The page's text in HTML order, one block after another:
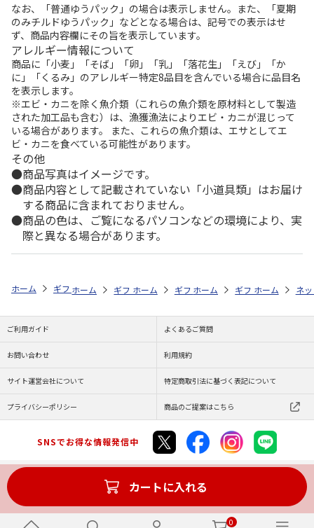
0
なお、「普通ゆうパック」の場合は表示しません。また、「夏期
のみチルドゆうパック」などとなる場合は、記号での表示はせ
ず、商品内容欄にその旨を表示しています。
アレルギー情報について
商品に「小麦」「そば」「卵」「乳」「落花生」「えび」「か
に」「くるみ」のアレルギー特定8品目を含んでいる場合に品目名
を表示します。
※エビ・カニを除く魚介類（これらの魚介類を原材料として製造
された加工品も含む）は、漁獲漁法によりエビ・カニが混じって
いる場合があります。 また、これらの魚介類は、エサとしてエ
ビ・カニを食べている可能性があります。
その他
商品写真はイメージです。
商品内容として記載されていない「小道具類」はお届け
する商品に含まれておりません。
商品の色は、ご覧になるパソコンなどの環境により、実
際と異なる場合があります。
カートに入れる
ホーム ギフト通販 内祝い・お返し 法要・香典返し みのり苑
ホーム ギフト通販 内祝い・お返し 法要・香典返し
ホーム ギフト通販 お祝い・贈りもの
ホーム ギフト通販 お
ホーム ネ
ご利用ガイド よくあるご質問
お問い合わせ 利用規約
サイト運営会社について 特定商取引法に基づく表記について
プライバシーポリシー 商品のご提案はこちら
SNSでお得な情報発信中
Copyright (C) JAPAN POST Co.,Ltd. All Rights Reserved.